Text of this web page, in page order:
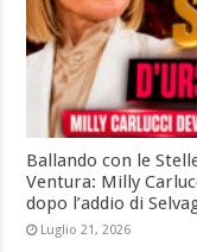
Ballando con le
Ventura: Milly
dopo l’addio di
Luglio 21, 2026